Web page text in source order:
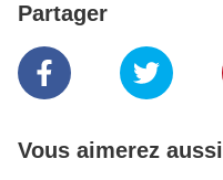
Partager
Vous aimerez aussi